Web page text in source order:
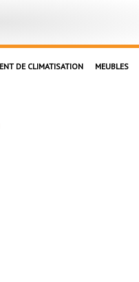
DE CLIMATISATION MEUBLES